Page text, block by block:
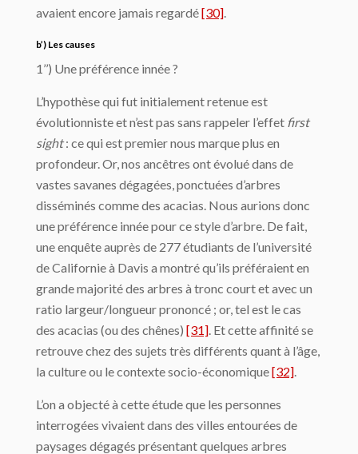
avaient encore jamais regardé[30].
b’) Les causes
1’’) Une préférence innée ?
L’hypothèse qui fut initialement retenue est
évolutionniste et n’est pas sans rappeler l’effet first
sight: ce qui est premier nous marque plus en
profondeur. Or, nos ancêtres ont évolué dans de
vastes savanes dégagées, ponctuées d’arbres
disséminés comme des acacias. Nous aurions donc
une préférence innée pour ce style d’arbre. De fait,
une enquête auprès de 277 étudiants de l’université
de Californie à Davis a montré qu’ils préféraient en
grande majorité des arbres à tronc court et avec un
ratio largeur/longueur prononcé ; or, tel est le cas
des acacias (ou des chênes) [31]. Et cette affinité se
retrouve chez des sujets très différents quant à l’âge,
la culture ou le contexte socio-économique[32].
L’on a objecté à cette étude que les personnes
interrogées vivaient dans des villes entourées de
paysages dégagés présentant quelques arbres